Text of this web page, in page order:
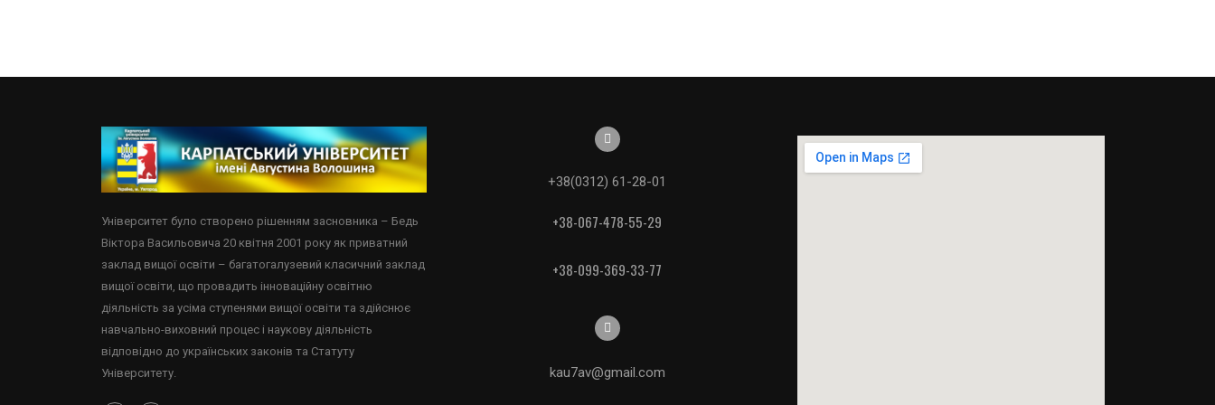
Університет було створено рішенням засновника – Бедь
Віктора Васильовича 20 квітня 2001 року як приватний
заклад вищої освіти – багатогалузевий класичний заклад
вищої освіти, що провадить інноваційну освітню
діяльність за усіма ступенями вищої освіти та здійснює
навчально-виховний процес і наукову діяльність
відповідно до українських законів та Статуту
Університету.
+38(0312) 61-28-01
+38-067-478-55-29
+38-099-369-33-77
kau7av@gmail.com